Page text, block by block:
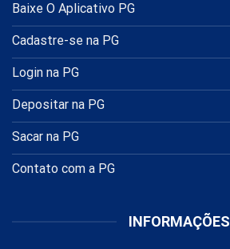
Baixe O Aplicativo PG
Cadastre-se na PG
Login na PG
Depositar na PG
Sacar na PG
Contato com a PG
INFORMAÇÕES